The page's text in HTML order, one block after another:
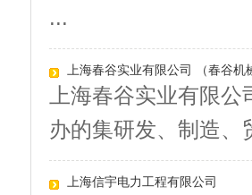
...
上海春谷实业有限公司 （春谷机
上海春谷实业有限
办的集研发、制造、
上海信宇电力工程有限公司